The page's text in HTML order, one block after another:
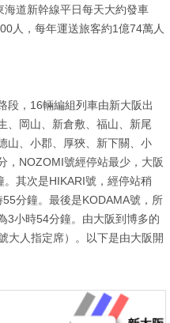
道新幹線平日每天大約發車
人，每年運送旅客約1億74萬人
，16輛編組列車由新大阪出
、岡山、新倉敷、福山、新尾
山、小郡、厚狹、新下關、小
，NOZOMI號經停站最少，大阪
其次是HIKARI號，經停站稍
分鐘。最後是KODAMA號，所
3小時54分鐘。由大阪到博多的
大人指定席）。以下是由大阪開